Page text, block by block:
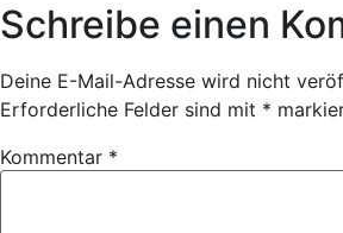
Schreibe einen
Deine E-Mail-Adresse wird nicht
Erforderliche Felder sind mit *
Kommentar *